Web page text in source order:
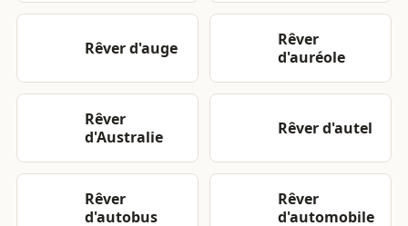
Rêver d'auge
Rêver
d'auréole
Rêver
d'Australie
Rêver d'autel
Rêver
d'autobus
Rêver
d'automobile